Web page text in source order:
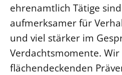
ehrenamtlich Tätige
aufmerksamer für
und viel stärker im
Verdachtsmomente.
flächendeckenden